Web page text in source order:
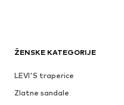
ŽENSKE KATEGORIJE
LEVI'S traperice
Zlatne sandale